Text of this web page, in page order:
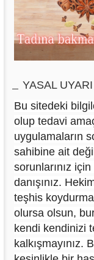
YASAL UYARI
Bu sitedeki
olup tedavi
uygulamaların
sahibine ait
sorunlarınız
danışınız.
teşhis
olursa olsun,
kendi kendinizi
kalkışmayınız.